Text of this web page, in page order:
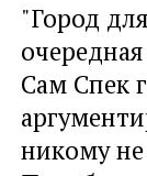
"Город
Сам Спек
никому не